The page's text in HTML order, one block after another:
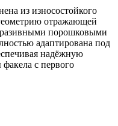
из износостойкого
отражающей
порошковыми
адаптирована под
надёжную
с первого